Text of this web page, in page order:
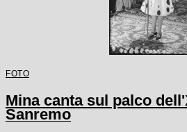
FOTO
Mina canta sul palco
Sanremo